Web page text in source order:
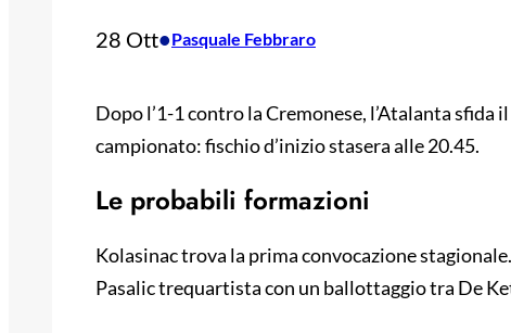
28 Ott•Pasquale Febbraro
Dopo l’1-1 contro la Cremonese, l’Atalanta sfida
campionato: fischio d’inizio stasera alle 20.45.
Le probabili formazioni
Kolasinac trova la prima convocazione
Pasalic trequartista con un ballottaggio tra De